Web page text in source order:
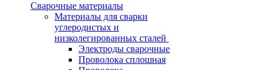
Сварочные материалы
Материалы для сварки
углеродистых и
низколегированных сталей
Электроды сварочные
Проволока сплошная